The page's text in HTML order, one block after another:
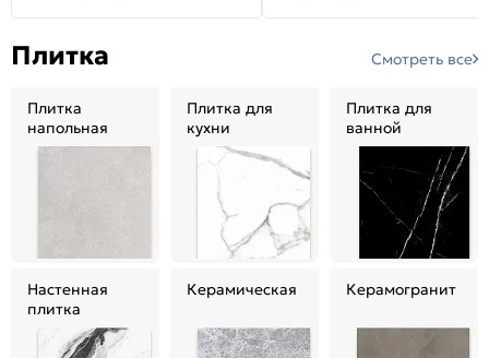
Плитка Смотреть все
Плитка
напольная
Плитка для
кухни
Плитка для
ванной
Настенная
плитка
Керамическая Керамогранит